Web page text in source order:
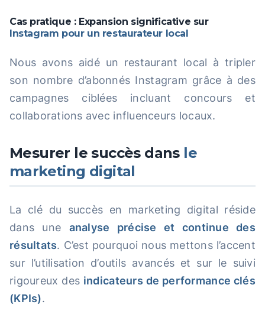
Cas pratique : Expansion significative sur
Instagram pour un restaurateur local
Nous avons aidé un restaurant local à tripler
son nombre d’abonnés Instagram grâce à des
campagnes ciblées incluant concours et
collaborations avec influenceurs locaux.
Mesurer le succès dans le
marketing digital
La clé du succès en marketing digital réside
dans une analyse précise et continue des
résultats. C’est pourquoi nous mettons l’accent
sur l’utilisation d’outils avancés et sur le suivi
rigoureux des indicateurs de performance clés
(KPIs).